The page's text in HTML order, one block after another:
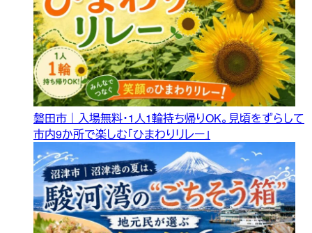
磐田市｜入場無料・1人1輪持ち帰りOK。見頃をずらして
市内9か所で楽しむ「ひまわりリレー」